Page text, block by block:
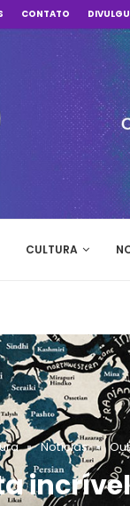
CONTATO
CULTURA
Notícias